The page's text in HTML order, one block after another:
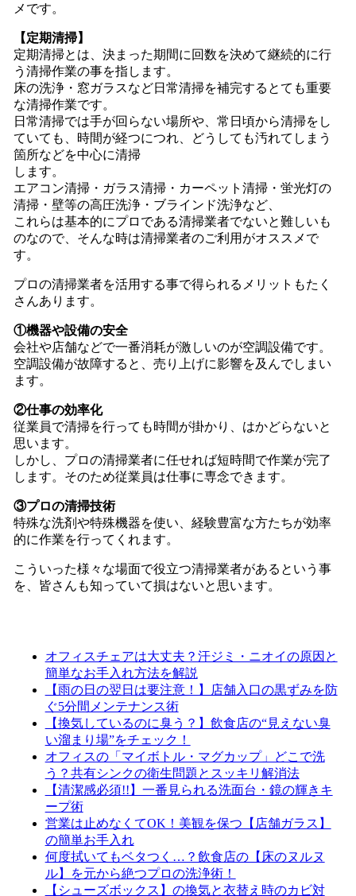
メです。
【定期清掃】
定期清掃とは、決まった期間に回数を決めて継続的に行
う清掃作業の事を指します。
床の洗浄・窓ガラスなど日常清掃を補完するとても重要
な清掃作業です。
日常清掃では手が回らない場所や、常日頃から清掃をし
ていても、時間が経つにつれ、どうしても汚れてしまう
箇所などを中心に清掃
します。
エアコン清掃・ガラス清掃・カーペット清掃・蛍光灯の
清掃・壁等の高圧洗浄・ブラインド洗浄など、
これらは基本的にプロである清掃業者でないと難しいも
のなので、そんな時は清掃業者のご利用がオススメで
す。
プロの清掃業者を活用する事で得られるメリットもたく
さんあります。
①機器や設備の安全
会社や店舗などで一番消耗が激しいのが空調設備です。
空調設備が故障すると、売り上げに影響を及んでしまい
ます。
②仕事の効率化
従業員で清掃を行っても時間が掛かり、はかどらないと
思います。
しかし、プロの清掃業者に任せれば短時間で作業が完了
します。そのため従業員は仕事に専念できます。
③プロの清掃技術
特殊な洗剤や特殊機器を使い、経験豊富な方たちが効率
的に作業を行ってくれます。
こういった様々な場面で役立つ清掃業者があるという事
を、皆さんも知っていて損はないと思います。
オフィスチェアは大丈夫？汗ジミ・ニオイの原因と
簡単なお手入れ方法を解説
【雨の日の翌日は要注意！】店舗入口の黒ずみを防
ぐ5分間メンテナンス術
【換気しているのに臭う？】飲食店の“見えない臭
い溜まり場”をチェック！
オフィスの「マイボトル・マグカップ」どこで洗
う？共有シンクの衛生問題とスッキリ解消法
【清潔感必須!!】一番見られる洗面台・鏡の輝きキ
ープ術
営業は止めなくてOK！美観を保つ【店舗ガラス】
の簡単お手入れ
何度拭いてもベタつく…？飲食店の【床のヌルヌ
ル】を元から絶つプロの洗浄術！
【シューズボックス】の換気と衣替え時のカビ対